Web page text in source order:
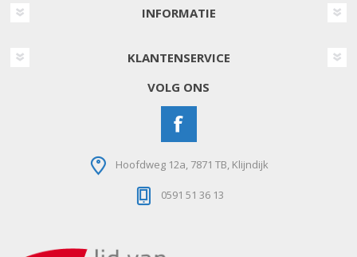
INFORMATIE
KLANTENSERVICE
VOLG ONS
Hoofdweg 12a, 7871 TB, Klijndijk
0591 51 36 13